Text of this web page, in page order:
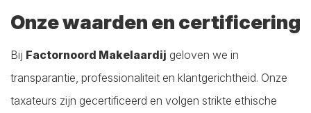
Onze waarden en certificering
Bij Factornoord Makelaardij geloven we in
transparantie, professionaliteit en klantgerichtheid. Onze
taxateurs zijn gecertificeerd en volgen strikte ethische